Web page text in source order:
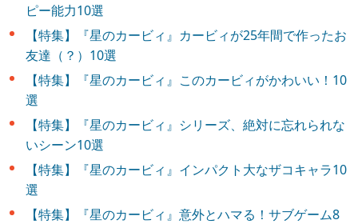
ピー能力10選
【特集】『星のカービィ』カービィが25年間で作ったお
友達（？）10選
【特集】『星のカービィ』このカービィがかわいい！10
選
【特集】『星のカービィ』シリーズ、絶対に忘れられな
いシーン10選
【特集】『星のカービィ』インパクト大なザコキャラ10
選
【特集】『星のカービィ』意外とハマる！サブゲーム8